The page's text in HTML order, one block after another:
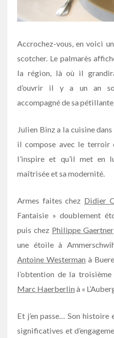
Accrochez-vous, en voici
scotcher. Le palmarès
la région, là où il
d’ouvrir il y a un an
accompagné de sa
Julien Binz a la cuisine
il compose avec le terroir
l’inspire et qu’il met en
maîtrisée et sa modernité.
Armes faites chez Didier
Fantaisie » doublement
puis chez Philippe Gaertner
une étoile à
Antoine Westerman à
l’obtention de la
Marc Haerberlin à «
Et j’en passe… Son histoire
significatives et